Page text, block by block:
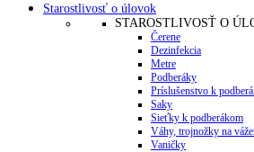
Starostlivosť o úlovok
STAROSTLIVOSŤ O
Čerene
Dezinfekcia
Metre
Podberáky
Príslušenstvo k
Saky
Sieťky k podberákom
Váhy, trojnožky na
Vaničky